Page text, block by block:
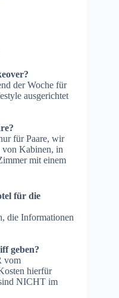
der Woche für
ausgerichtet
für Paare, wir
von Kabinen, in
mit einem
für die
die Informationen
geben?
vom
hierfür
NICHT im